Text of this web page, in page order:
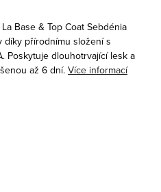
Base & Top Coat Sebdénia
díky přírodnímu složení s
Poskytuje dlouhotrvající lesk a
až 6 dní. Více informací